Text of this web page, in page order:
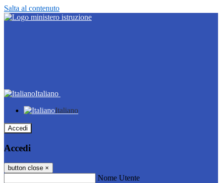
Salta al contenuto
Italiano
Italiano
Accedi
Accedi
button close ×
Nome Utente